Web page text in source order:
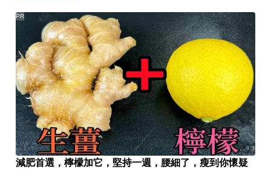
減肥首選，檸檬加它，堅持一週，腰細了，瘦到你懷疑
PR